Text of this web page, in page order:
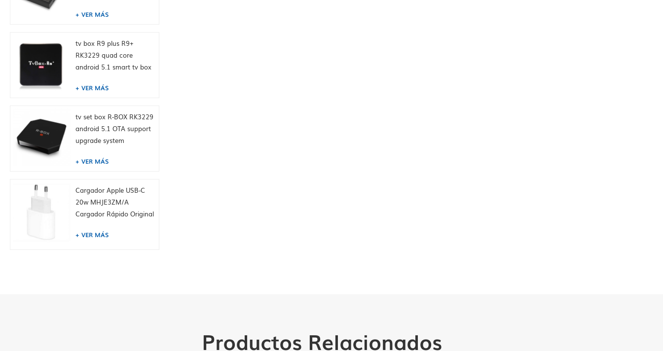
VER MÁS
tv box R9 plus R9+
RK3229 quad core
android 5.1 smart tv box
VER MÁS
tv set box R-BOX RK3229
android 5.1 OTA support
upgrade system
VER MÁS
Cargador Apple USB-C
20w MHJE3ZM/A
Cargador Rápido Original
VER MÁS
Productos Relacionados